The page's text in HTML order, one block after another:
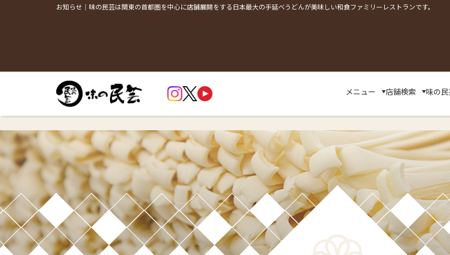
お知らせ｜味の民芸は関東の首都圏を中心に店舗展開をする日本最大の手延べうどんが美味しい和食ファミリーレストランです。
メニュー 店舗検索 味の